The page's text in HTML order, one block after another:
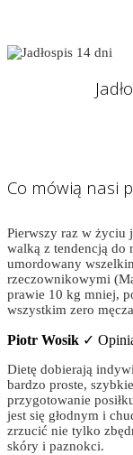
Co mówią nasi
Pierwszy raz w życiu
walką z tendencją do
umordowany
rzeczownikowymi
prawie 10 kg mniej,
wszystkim zero
Piotr Wosik ✓
Dietę dobierają
bardzo proste,
przygotowanie
jest się głodnym i
zrzucić nie tylko
skóry i paznokci.